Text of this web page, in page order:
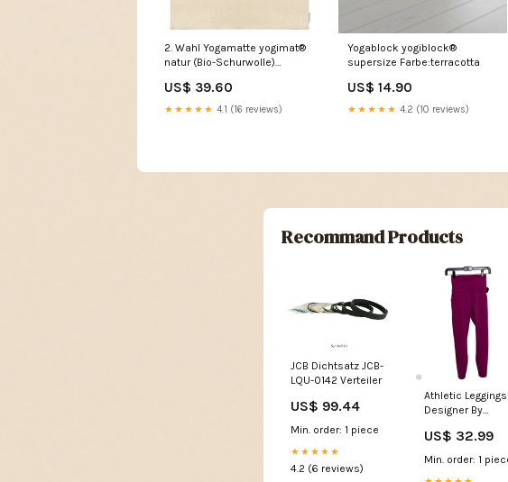
2. Wahl Yogamatte yogimat®
natur (Bio-Schurwolle)
US$ 39.60
★★★★★ 4.1 (16 reviews)
Yogablock yogiblock®
supersize Farbe:terracotta
US$ 14.90
★★★★★ 4.2 (10 reviews)
Recommand Products
JCB Dichtsatz JCB-
LQU-0142 Verteiler
US$ 99.44
Min. order: 1 piece
★★★★★
4.2 (6 reviews)
Athletic Leggings
Designer By
Size: Xs handbag
US$ 32.99
Min. order: 1